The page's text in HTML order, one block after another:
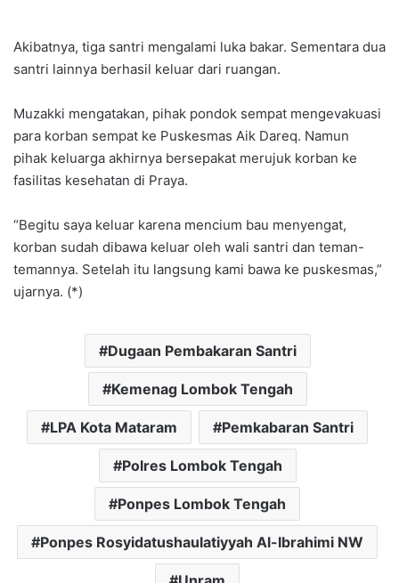
Akibatnya, tiga santri mengalami luka bakar. Sementara dua
santri lainnya berhasil keluar dari ruangan.
Muzakki mengatakan, pihak pondok sempat mengevakuasi
para korban sempat ke Puskesmas Aik Dareq. Namun
pihak keluarga akhirnya bersepakat merujuk korban ke
fasilitas kesehatan di Praya.
“Begitu saya keluar karena mencium bau menyengat,
korban sudah dibawa keluar oleh wali santri dan teman-
temannya. Setelah itu langsung kami bawa ke puskesmas,”
ujarnya. (*)
Dugaan Pembakaran Santri
Kemenag Lombok Tengah
LPA Kota Mataram Pemkabaran Santri
Polres Lombok Tengah
Ponpes Lombok Tengah
Ponpes Rosyidatushaulatiyyah Al-Ibrahimi NW